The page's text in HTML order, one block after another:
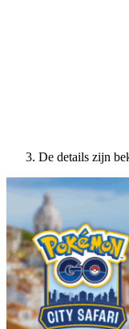
De details zijn